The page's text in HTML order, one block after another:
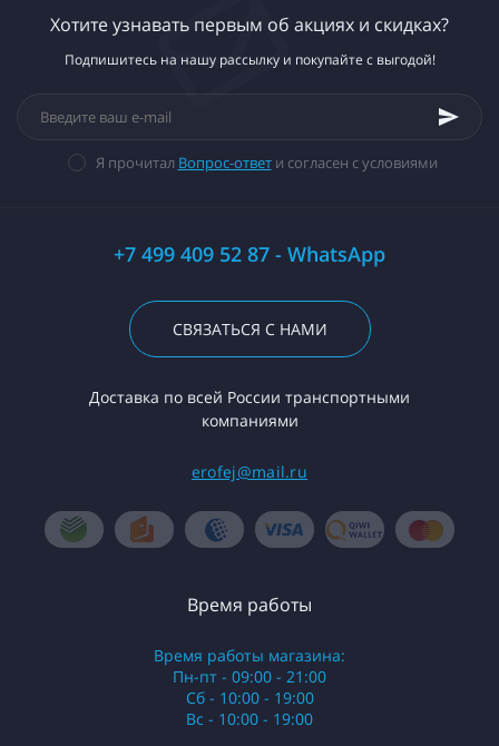
Хотите узнавать первым об акциях и скидках?
Подпишитесь на нашу рассылку и покупайте с выгодой!
Я прочитал Вопрос-ответи согласен с условиями
+7 499 409 52 87 - WhatsApp
СВЯЗАТЬСЯ С НАМИ
Доставка по всей России транспортными
компаниями
erofej@mail.ru
Время работы
Время работы магазина:
Пн-пт - 09:00 - 21:00
Сб - 10:00 - 19:00
Вс - 10:00 - 19:00